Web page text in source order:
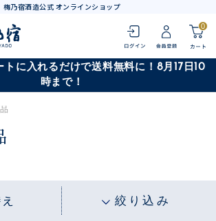
梅乃宿酒造公式 オンラインショップ
0
トに入れるだけで送料無料に！8月17日10
時まで！
絞り込み